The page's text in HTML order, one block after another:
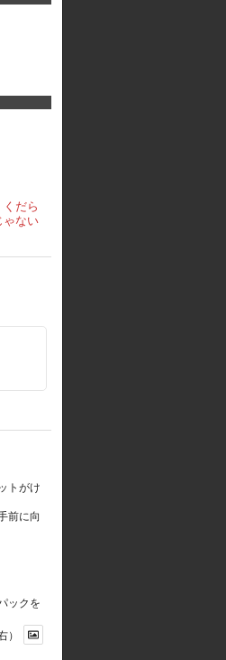
だら
ゃない
トがけ
前に向
ックを
）